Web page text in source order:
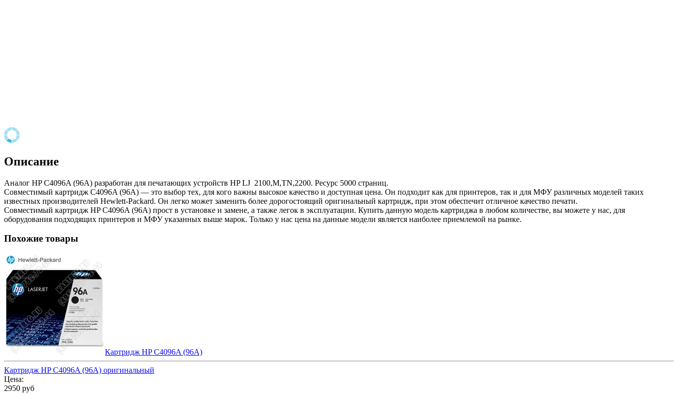
Описание
Аналог HP C4096A (96A) разработан для печатающих устройств HP LJ 2100,M,TN,2200. Ресурс 5000 страниц.
Совместимый картридж C4096A (96A) — это выбор тех, для кого важны высокое качество и доступная цена. Он подходит как для принтеров, так и для МФУ различных моделей таких
известных производителей Hewlett-Packard. Он легко может заменить более дорогостоящий оригинальный картридж, при этом обеспечит отличное качество печати.
Совместимый картридж HP C4096A (96A) прост в установке и замене, а также легок в эксплуатации. Купить данную модель картриджа в любом количестве, вы можете у нас, для
оборудования подходящих принтеров и МФУ указанных выше марок. Только у нас цена на данные модели является наиболее приемлемой на рынке.
Похожие товары
Картридж HP C4096A (96A)
Картридж HP C4096A (96A) оригинальный
Цена:
2950 руб